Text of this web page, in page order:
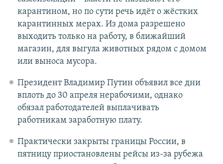
карантином, но по сути речь идёт о жёстких
карантинных мерах. Из дома разрешено
выходить только на работу, в ближайший
магазин, для выгула животных рядом с домом
или выноса мусора.
Президент Владимир Путин объявил все дни
вплоть до 30 апреля нерабочими, однако
обязал работодателей выплачивать
работникам заработную плату.
Практически закрыты границы России, в
пятницу приостановлены рейсы из-за рубежа